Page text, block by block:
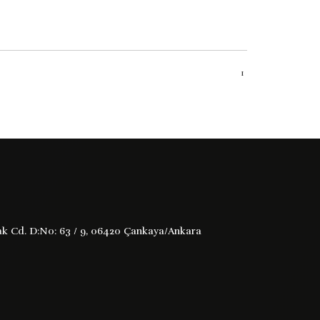
-1908
1
Cd. D:No: 63 / 9, 06420 Çankaya/Ankara